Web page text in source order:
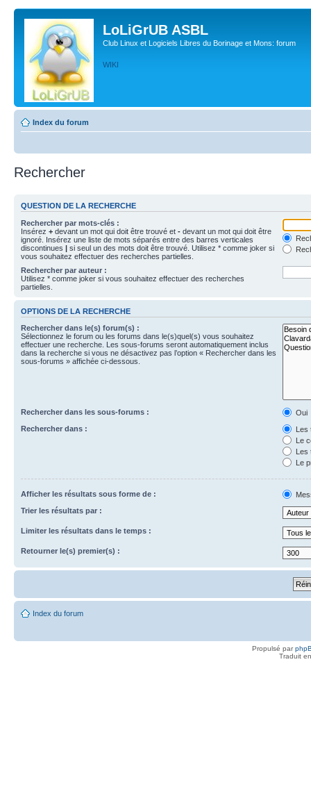
LoLiGrUB ASBL
Club Linux et Logiciels Libres du Borinage et Mons: forum
WIKI
Index du forum
Rechercher
QUESTION DE LA RECHERCHE
Rechercher par mots-clés :
Insérez + devant un mot qui doit être trouvé et - devant un mot qui doit être
ignoré. Insérez une liste de mots séparés entre des barres verticales
discontinues | si seul un des mots doit être trouvé. Utilisez * comme joker si
vous souhaitez effectuer des recherches partielles.
Rechercher par auteur :
Utilisez * comme joker si vous souhaitez effectuer des recherches
partielles.
OPTIONS DE LA RECHERCHE
Rechercher dans le(s) forum(s) :
Sélectionnez le forum ou les forums dans le(s)quel(s) vous souhaitez
effectuer une recherche. Les sous-forums seront automatiquement inclus
dans la recherche si vous ne désactivez pas l’option « Rechercher dans les
sous-forums » affichée ci-dessous.
Rechercher dans les sous-forums :
Oui
Rechercher dans :
Les
Le
Les
Le
Afficher les résultats sous forme de :
Trier les résultats par :
Limiter les résultats dans le temps :
Retourner le(s) premier(s) :
Index du forum
Propulsé par
Traduit